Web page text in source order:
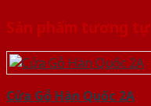
Sản phẩm tương tự
Cửa Gỗ Hàn Quốc 2A